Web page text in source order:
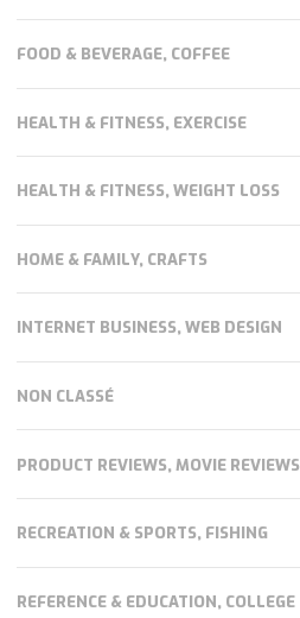
FOOD & BEVERAGE, COFFEE
HEALTH & FITNESS, EXERCISE
HEALTH & FITNESS, WEIGHT LOSS
HOME & FAMILY, CRAFTS
INTERNET BUSINESS, WEB DESIGN
NON CLASSÉ
PRODUCT REVIEWS, MOVIE REVIEWS
RECREATION & SPORTS, FISHING
REFERENCE & EDUCATION, COLLEGE